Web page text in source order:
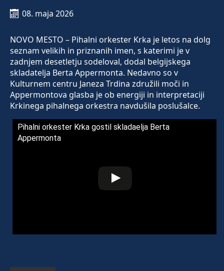
08. maja 2026
NOVO MESTO – Pihalni orkester Krka je letos na dolg
seznam velikih in priznanih imen, s katerimi je v
zadnjem desetletju sodeloval, dodal belgijskega
skladatelja Berta Appermonta. Nedavno so v
Kulturnem centru Janeza Trdina združili moči in
Appermontova glasba je ob energiji in interpretaciji
Krkinega pihalnega orkestra navdušila poslušalce.
Pihalni orkester Krka gostil skladaelja Berta
Appermonta